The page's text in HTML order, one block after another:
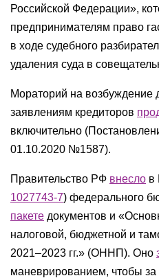
Российской Федерации»,
предпринимателям право
в ходе судебного
удаления суда в
Мораторий на возбуждение
заявлениям кредиторов
включительно
01.10.2020 №1587).
Правительство РФ внесло в
1027743-7) федерального
пакете документов и
налоговой, бюджетной и
2021–2023 гг.» (ОННП). Оно
маневрированием, чтобы за